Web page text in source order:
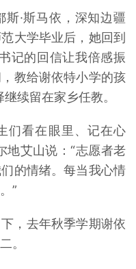
·斯马依，深知边疆
大学毕业后，她回到
记的回信让我倍感振
教给谢依特小学的孩
续留在家乡任教。
看在眼里、记在心
地艾山说：“志愿者老
的情绪。每当我心情
”
，去年秋季学期谢依
。